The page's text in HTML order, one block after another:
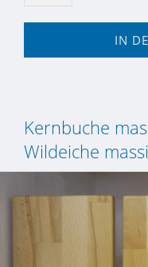
IN
Kernbuche
Wildeiche